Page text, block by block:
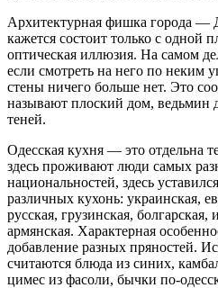
Архитектурная фишка города —
кажется состоит только с одной
оптическая иллюзия. На самом
если смотреть на него по неким
стены ничего больше нет. Это
называют плоский дом,
теней.
Одесская кухня — это отдельна
здесь проживают люди самых
национальностей, здесь
различных кухонь: украинская,
русская, грузинская, болгарская,
армянская. Характерная
добавление разных пряностей.
считаются блюда из синих,
цимес из фасоли, бычки по-